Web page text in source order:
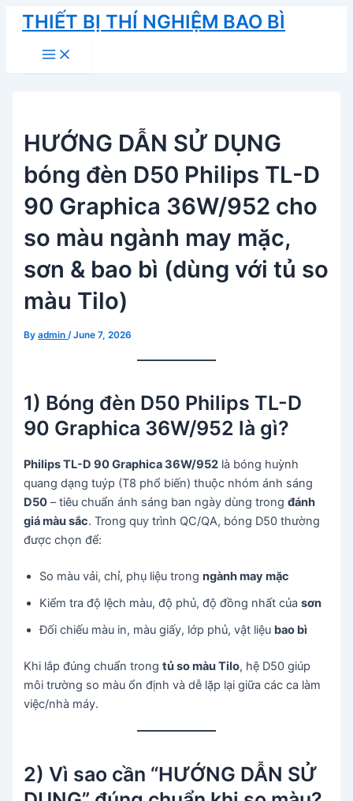
Skip
content
THIẾT BỊ THÍ NGHIỆM BAO BÌ
Main
Menu
HƯỚNG DẪN SỬ DỤNG
bóng đèn D50 Philips TL-D
90 Graphica 36W/952 cho
so màu ngành may mặc,
sơn & bao bì (dùng với tủ so
màu Tilo)
Byadmin/June 7, 2026
1) Bóng đèn D50 Philips TL-D
90 Graphica 36W/952 là gì?
Philips TL-D 90 Graphica 36W/952 là bóng huỳnh
quang dạng tuýp (T8 phổ biến) thuộc nhóm ánh sáng
D50 – tiêu chuẩn ánh sáng ban ngày dùng trongđánh
giá màu sắc. Trong quy trình QC/QA, bóng D50 thường
được chọn để:
So màu vải, chỉ, phụ liệu trongngành may mặc
Kiểm tra độ lệch màu, độ phủ, độ đồng nhất củasơn
Đối chiếu màu in, màu giấy, lớp phủ, vật liệu bao bì
Khi lắp đúng chuẩn trongtủ so màu Tilo, hệ D50 giúp
môi trường so màu ổn định và dễ lặp lại giữa các ca làm
việc/nhà máy.
2) Vì sao cần “HƯỚNG DẪN SỬ